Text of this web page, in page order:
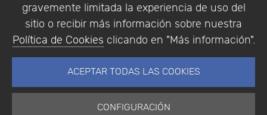
gravemente limitada la experiencia de uso del
sitio o recibir más información sobre nuestra
Política de Cookies clicando en "Más información".
ACEPTAR TODAS LAS COOKIES
CONFIGURACIÓN
Empresa|Aviso Legal| Política de Privacidad |
Política de Cookies
© Copyright 1994 - 2026. Addlink Software
Científico, S.L.
Portugal.